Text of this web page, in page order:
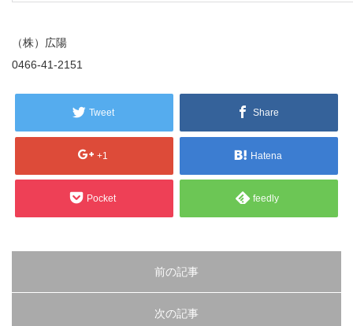
（株）広陽
0466-41-2151
Tweet Share
+1 Hatena
Pocket feedly
前の記事
次の記事